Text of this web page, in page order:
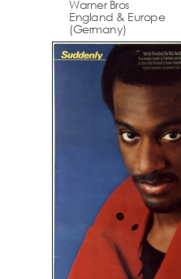
Warner Bros
England & Europe
(Germany)